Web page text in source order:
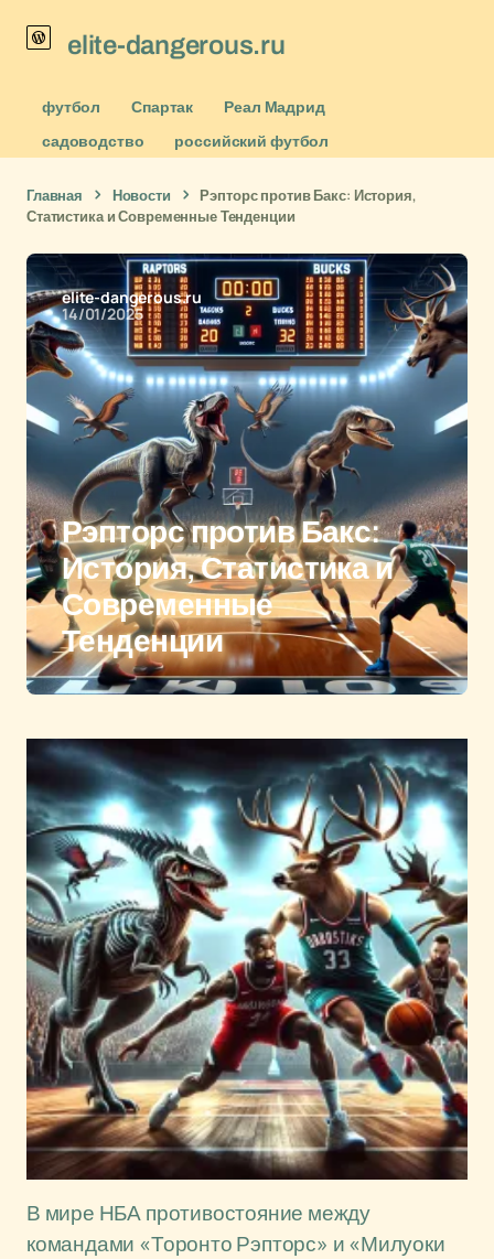
elite-dangerous.ru
футбол Спартак
Реал Мадрид
садоводство
российский футбол
Главная Новости
Рэпторс против Бакс: История,
Статистика и Современные Тенденции
elite-dangerous.ru
14/01/2025
Рэпторс против Бакс:
История, Статистика и
Современные
Тенденции
В мире НБА противостояние между
командами «Торонто Рэпторс» и «Милуоки